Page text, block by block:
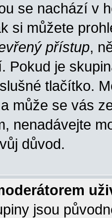
se nachází v
si můžete
přístup,
Pokud je
tlačítko.
může se vás
nenadávejte
důvod.
jsou